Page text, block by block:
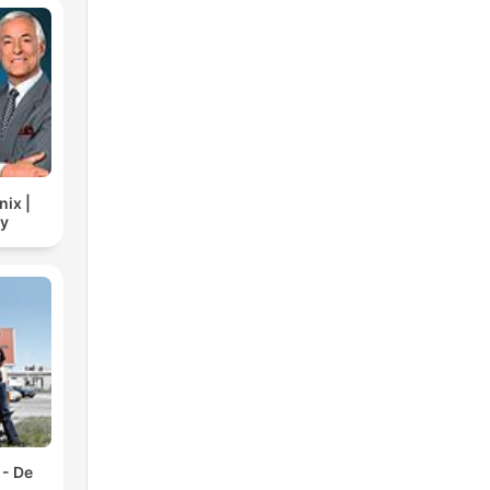
|
De